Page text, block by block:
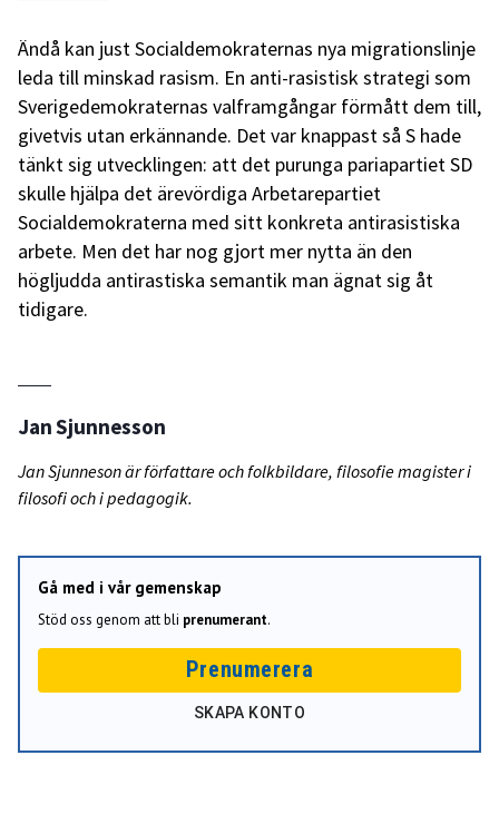
Ändå kan just Socialdemokraternas nya migrationslinje
leda till minskad rasism. En anti-rasistisk strategi som
Sverigedemokraternas valframgångar förmått dem till,
givetvis utan erkännande. Det var knappast så S hade
tänkt sig utvecklingen: att det purunga pariapartiet SD
skulle hjälpa det ärevördiga Arbetarepartiet
Socialdemokraterna med sitt konkreta antirasistiska
arbete. Men det har nog gjort mer nytta än den
högljudda antirastiska semantik man ägnat sig åt
tidigare.
Jan Sjunnesson
Jan Sjunneson är författare och folkbildare, filosofie magister i
filosofi och i pedagogik.
Gå med i vår gemenskap
Stöd oss genom att bli prenumerant.
Prenumerera
SKAPA KONTO